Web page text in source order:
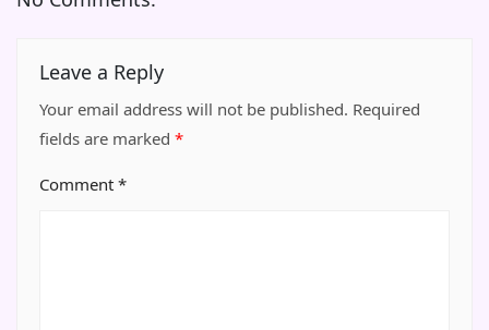
Leave a Reply
Your email address will not be published. Required
fields are marked *
Comment *